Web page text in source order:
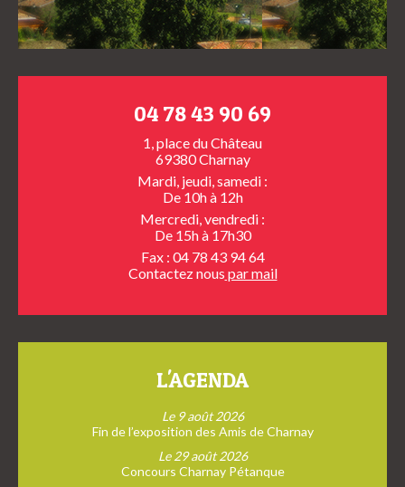
04 78 43 90 69
1, place du Château
69380 Charnay
Mardi, jeudi, samedi :
De 10h à 12h
Mercredi, vendredi :
De 15h à 17h30
Fax : 04 78 43 94 64
Contactez nous par mail
L'AGENDA
Le 9 août 2026
Fin de l’exposition des Amis de Charnay
Le 29 août 2026
Concours Charnay Pétanque